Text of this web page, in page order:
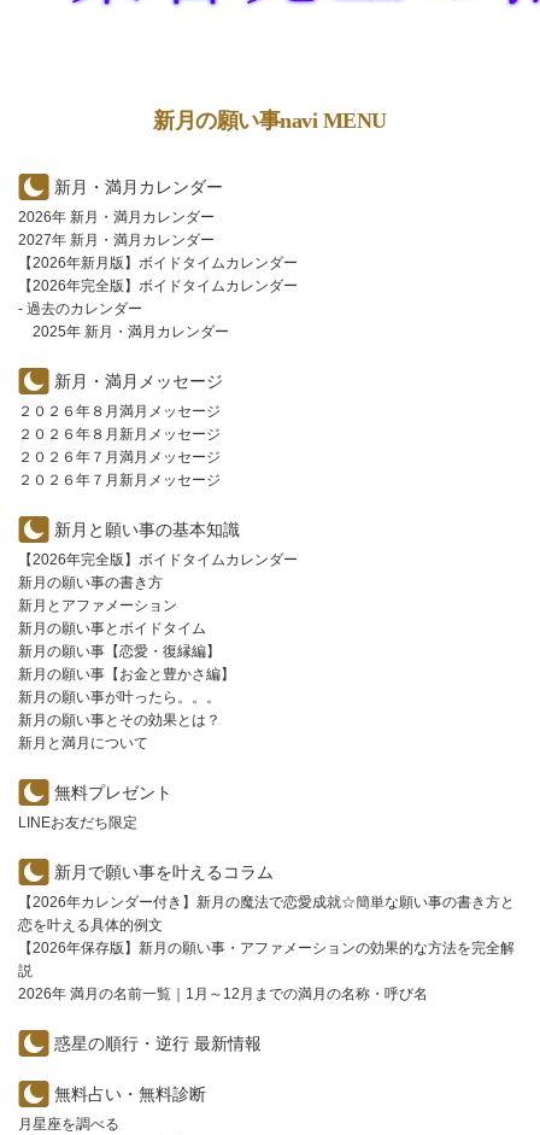
新月の願い事navi MENU
新月・満月カレンダー
2026年 新月・満月カレンダー
2027年 新月・満月カレンダー
【2026年新月版】ボイドタイムカレンダー
【2026年完全版】ボイドタイムカレンダー
- 過去のカレンダー
2025年 新月・満月カレンダー
新月・満月メッセージ
２０２６年８月満月メッセージ
２０２６年８月新月メッセージ
２０２６年７月満月メッセージ
２０２６年７月新月メッセージ
新月と願い事の基本知識
【2026年完全版】ボイドタイムカレンダー
新月の願い事の書き方
新月とアファメーション
新月の願い事とボイドタイム
新月の願い事【恋愛・復縁編】
新月の願い事【お金と豊かさ編】
新月の願い事が叶ったら。。。
新月の願い事とその効果とは？
新月と満月について
無料プレゼント
LINEお友だち限定
新月で願い事を叶えるコラム
【2026年カレンダー付き】新月の魔法で恋愛成就☆簡単な願い事の書き方と
恋を叶える具体的例文
【2026年保存版】新月の願い事・アファメーションの効果的な方法を完全解
説
2026年 満月の名前一覧｜1月～12月までの満月の名称・呼び名
惑星の順行・逆行 最新情報
無料占い・無料診断
月星座を調べる